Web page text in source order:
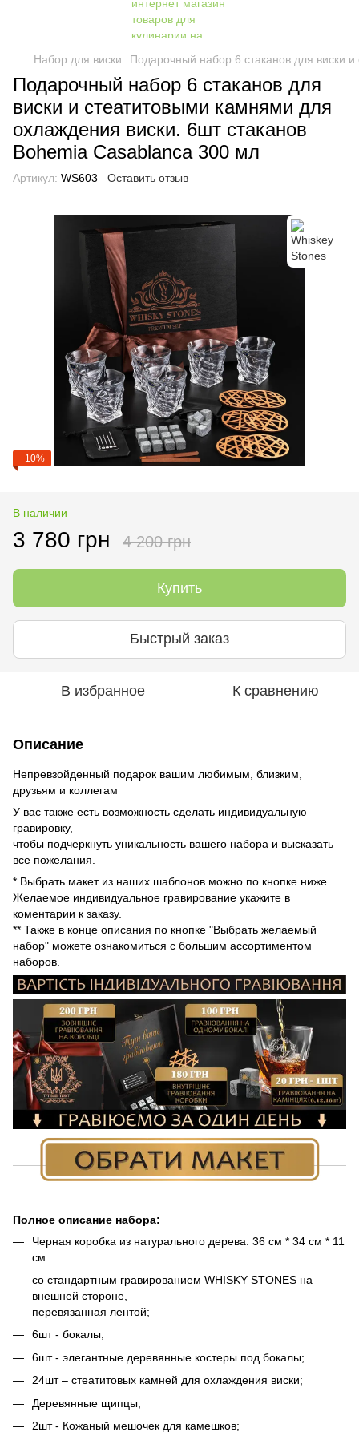
Набор для виски Подарочный набор 6 стаканов для виски
Подарочный набор 6 стаканов для
виски и стеатитовыми камнями для
охлаждения виски. 6шт стаканов
Bohemia Casablanca 300 мл
Артикул: WS603 Оставить отзыв
−10%
В наличии
3 780 грн 4 200 грн
Купить
Быстрый заказ
В избранное К сравнению
Описание
Непревзойденный подарок вашим любимым, близким,
друзьям и коллегам
У вас также есть возможность сделать индивидуальную
гравировку,
чтобы подчеркнуть уникальность вашего набора и высказать
все пожелания.
* Выбрать макет из наших шаблонов можно по кнопке ниже.
Желаемое индивидуальное гравирование укажите в
коментарии к заказу.
** Также в конце описания по кнопке "Выбрать желаемый
набор" можете ознакомиться с большим ассортиментом
наборов.
Полное описание набора:
Черная коробка из натурального дерева: 36 см * 34 см * 11
см
со стандартным гравированием WHISKY STONES на
внешней стороне,
перевязанная лентой;
6шт - бокалы;
6шт - элегантные деревянные костеры под бокалы;
24шт – стеатитовых камней для охлаждения виски;
Деревянные щипцы;
2шт - Кожаный мешочек для камешков;